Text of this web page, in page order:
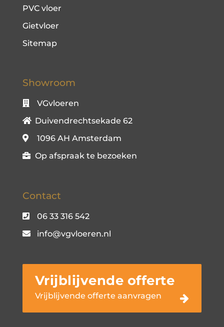
PVC vloer
Gietvloer
Sitemap
Showroom
VGvloeren
Duivendrechtsekade 62
1096 AH Amsterdam
Op afspraak te bezoeken
Contact
06 33 316 542
info@vgvloeren.nl
Vrijblijvende offerte
Vrijblijvende offerte aanvragen